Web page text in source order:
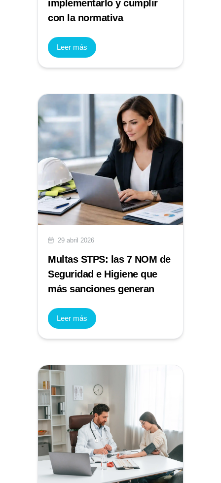
implementarlo y cumplir
con la normativa
Leer más
29 abril 2026
Multas STPS: las 7 NOM de
Seguridad e Higiene que
más sanciones generan
Leer más